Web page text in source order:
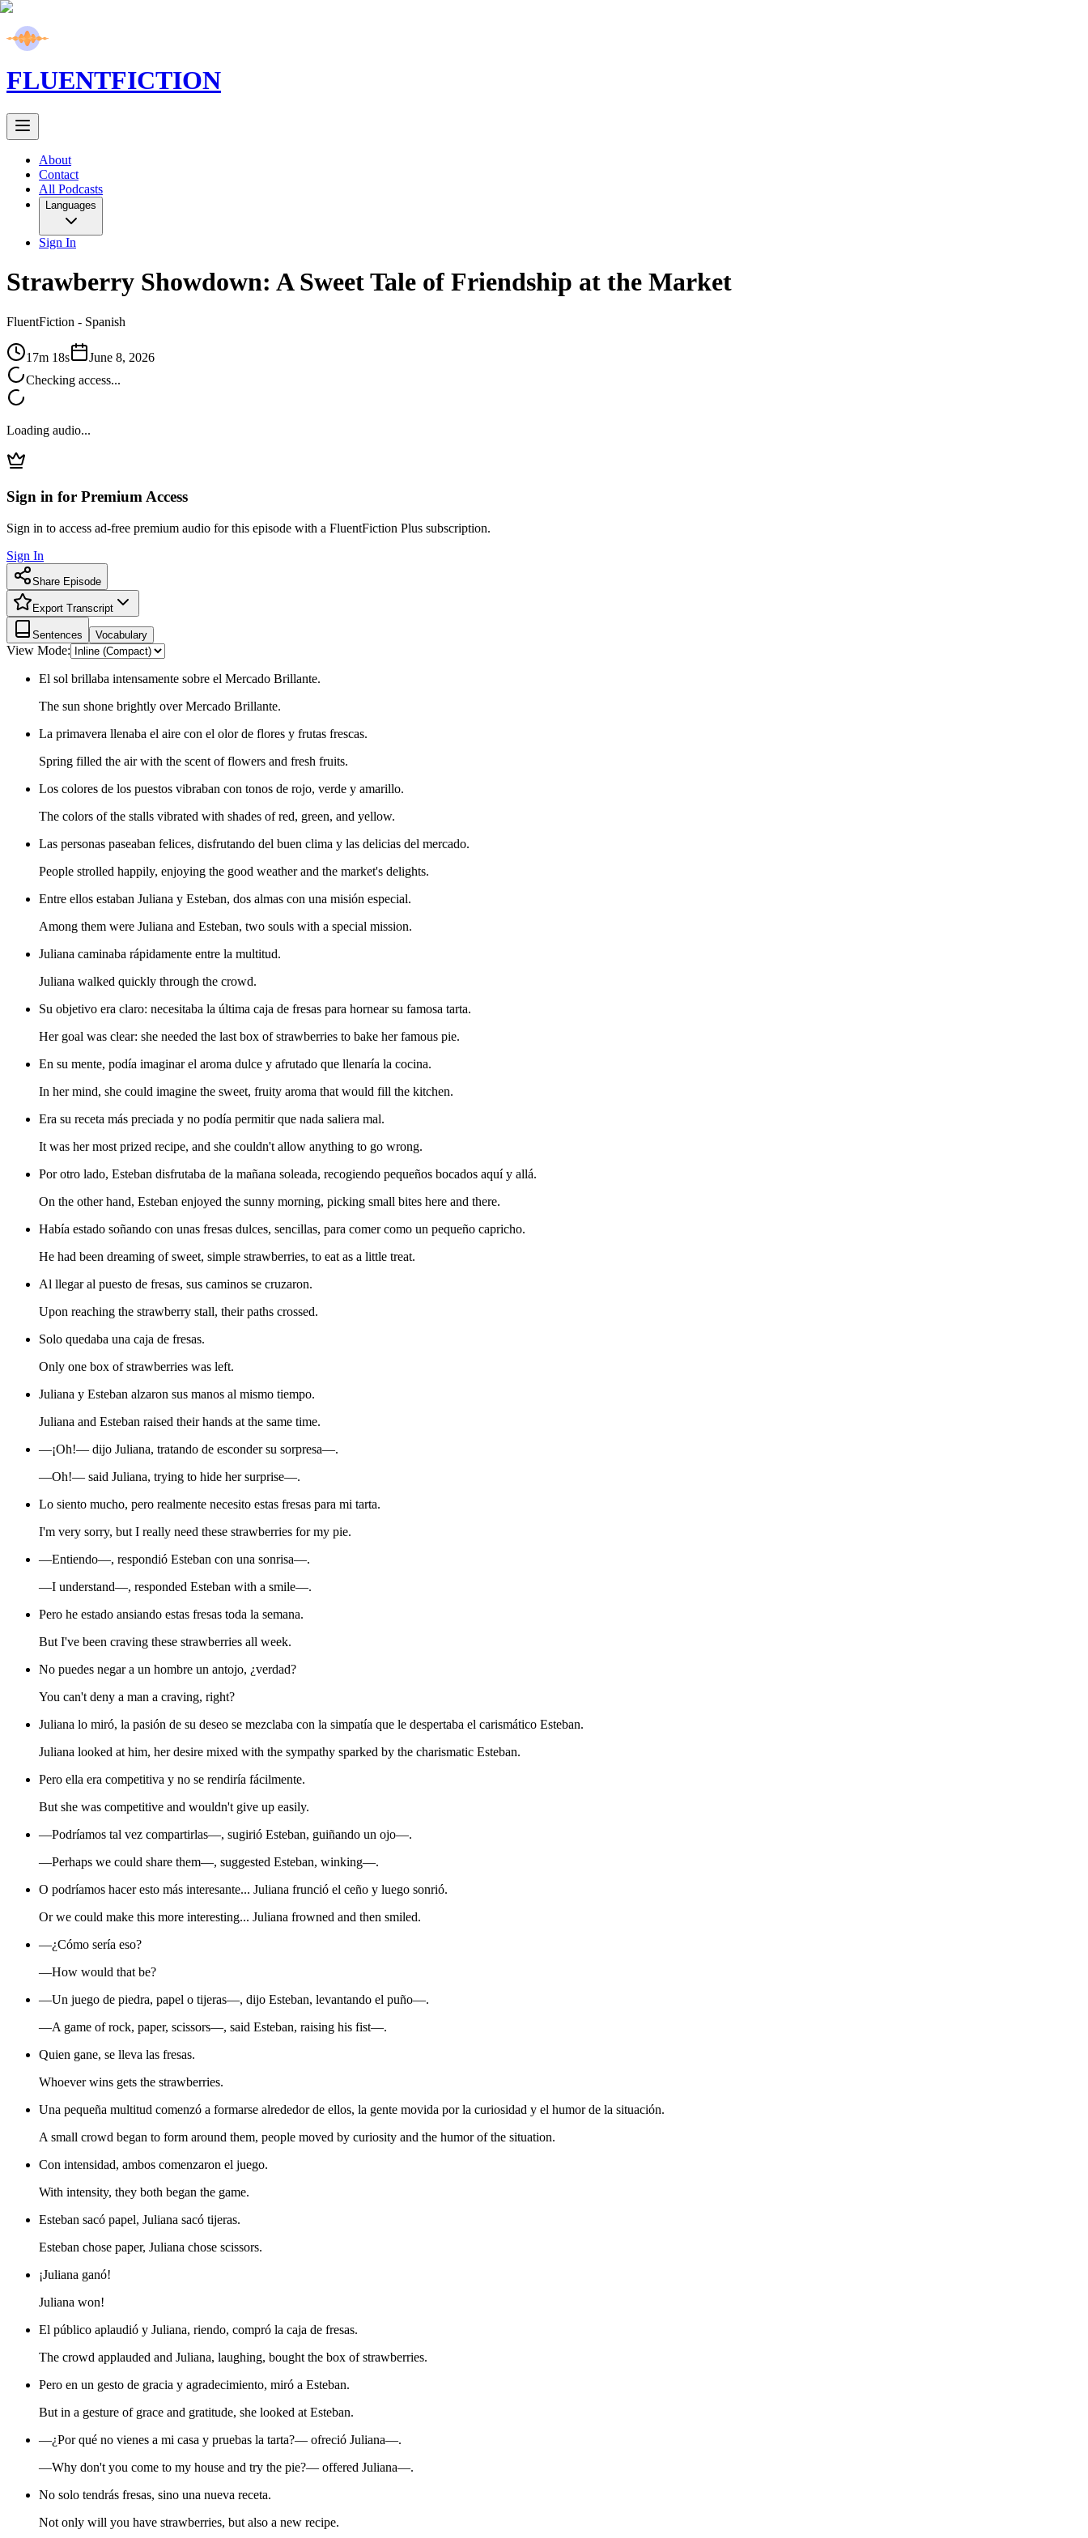
FLUENTFICTION
About
Contact
All Podcasts
Languages
Sign In
Strawberry Showdown: A Sweet Tale of Friendship at the Market
FluentFiction - Spanish
17m 18s
June 8, 2026
Checking access...
Loading audio...
Sign in for Premium Access
Sign in to access ad-free premium audio for this episode with a FluentFiction Plus subscription.
Sign In
Share Episode
Export Transcript
Sentences Vocabulary
View Mode:
El sol brillaba intensamente sobre el Mercado Brillante.
The sun shone brightly over Mercado Brillante.
La primavera llenaba el aire con el olor de flores y frutas frescas.
Spring filled the air with the scent of flowers and fresh fruits.
Los colores de los puestos vibraban con tonos de rojo, verde y amarillo.
The colors of the stalls vibrated with shades of red, green, and yellow.
Las personas paseaban felices, disfrutando del buen clima y las delicias del mercado.
People strolled happily, enjoying the good weather and the market's delights.
Entre ellos estaban Juliana y Esteban, dos almas con una misión especial.
Among them were Juliana and Esteban, two souls with a special mission.
Juliana caminaba rápidamente entre la multitud.
Juliana walked quickly through the crowd.
Su objetivo era claro: necesitaba la última caja de fresas para hornear su famosa tarta.
Her goal was clear: she needed the last box of strawberries to bake her famous pie.
En su mente, podía imaginar el aroma dulce y afrutado que llenaría la cocina.
In her mind, she could imagine the sweet, fruity aroma that would fill the kitchen.
Era su receta más preciada y no podía permitir que nada saliera mal.
It was her most prized recipe, and she couldn't allow anything to go wrong.
Por otro lado, Esteban disfrutaba de la mañana soleada, recogiendo pequeños bocados aquí y allá.
On the other hand, Esteban enjoyed the sunny morning, picking small bites here and there.
Había estado soñando con unas fresas dulces, sencillas, para comer como un pequeño capricho.
He had been dreaming of sweet, simple strawberries, to eat as a little treat.
Al llegar al puesto de fresas, sus caminos se cruzaron.
Upon reaching the strawberry stall, their paths crossed.
Solo quedaba una caja de fresas.
Only one box of strawberries was left.
Juliana y Esteban alzaron sus manos al mismo tiempo.
Juliana and Esteban raised their hands at the same time.
—¡Oh!— dijo Juliana, tratando de esconder su sorpresa—.
—Oh!— said Juliana, trying to hide her surprise—.
Lo siento mucho, pero realmente necesito estas fresas para mi tarta.
I'm very sorry, but I really need these strawberries for my pie.
—Entiendo—, respondió Esteban con una sonrisa—.
—I understand—, responded Esteban with a smile—.
Pero he estado ansiando estas fresas toda la semana.
But I've been craving these strawberries all week.
No puedes negar a un hombre un antojo, ¿verdad?
You can't deny a man a craving, right?
Juliana lo miró, la pasión de su deseo se mezclaba con la simpatía que le despertaba el carismático Esteban.
Juliana looked at him, her desire mixed with the sympathy sparked by the charismatic Esteban.
Pero ella era competitiva y no se rendiría fácilmente.
But she was competitive and wouldn't give up easily.
—Podríamos tal vez compartirlas—, sugirió Esteban, guiñando un ojo—.
—Perhaps we could share them—, suggested Esteban, winking—.
O podríamos hacer esto más interesante... Juliana frunció el ceño y luego sonrió.
Or we could make this more interesting... Juliana frowned and then smiled.
—¿Cómo sería eso?
—How would that be?
—Un juego de piedra, papel o tijeras—, dijo Esteban, levantando el puño—.
—A game of rock, paper, scissors—, said Esteban, raising his fist—.
Quien gane, se lleva las fresas.
Whoever wins gets the strawberries.
Una pequeña multitud comenzó a formarse alrededor de ellos, la gente movida por la curiosidad y el humor de la situación.
A small crowd began to form around them, people moved by curiosity and the humor of the situation.
Con intensidad, ambos comenzaron el juego.
With intensity, they both began the game.
Esteban sacó papel, Juliana sacó tijeras.
Esteban chose paper, Juliana chose scissors.
¡Juliana ganó!
Juliana won!
El público aplaudió y Juliana, riendo, compró la caja de fresas.
The crowd applauded and Juliana, laughing, bought the box of strawberries.
Pero en un gesto de gracia y agradecimiento, miró a Esteban.
But in a gesture of grace and gratitude, she looked at Esteban.
—¿Por qué no vienes a mi casa y pruebas la tarta?— ofreció Juliana—.
—Why don't you come to my house and try the pie?— offered Juliana—.
No solo tendrás fresas, sino una nueva receta.
Not only will you have strawberries, but also a new recipe.